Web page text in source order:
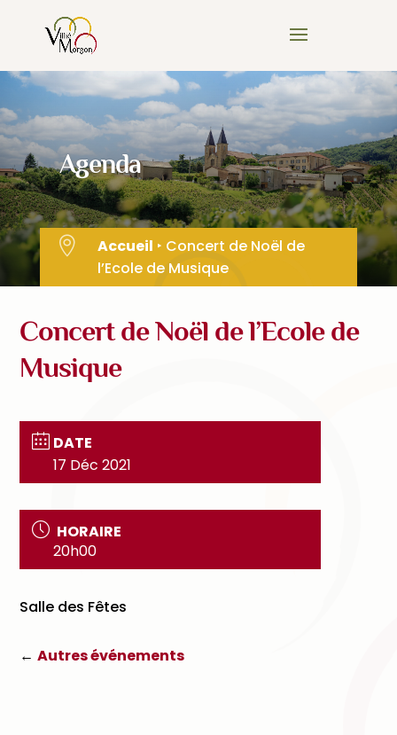
content
Agenda
 Accueil ‣ Concert de Noël de
l’Ecole de Musique
Concert de Noël de l’Ecole de
Musique
DATE
17 Déc 2021
HORAIRE
20h00
Salle des Fêtes
← Autres événements